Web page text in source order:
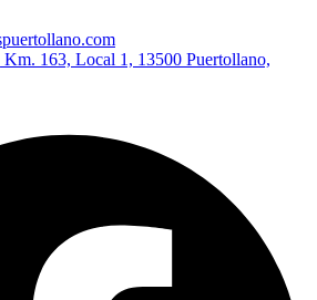
Km. 163, Local 1, 13500 Puertollano,